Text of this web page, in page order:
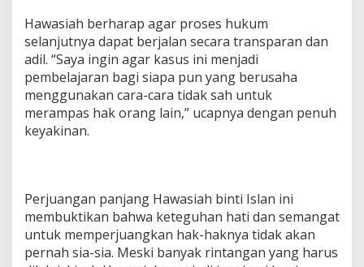
Hawasiah berharap agar proses hukum
selanjutnya dapat berjalan secara transparan dan
adil. “Saya ingin agar kasus ini menjadi
pembelajaran bagi siapa pun yang berusaha
menggunakan cara-cara tidak sah untuk
merampas hak orang lain,” ucapnya dengan penuh
keyakinan.
Perjuangan panjang Hawasiah binti Islan ini
membuktikan bahwa keteguhan hati dan semangat
untuk memperjuangkan hak-haknya tidak akan
pernah sia-sia. Meski banyak rintangan yang harus